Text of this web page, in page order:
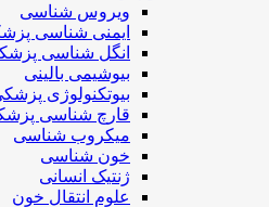
ویروس شناسی
ایمنی شناسی
انگل شناسی
بیوشیمی بالینی
بیوتکنولوژی
قارچ شناسی
ميكروب شناسی
خون شناسی
ژنتیک انسانی
علوم انتقال خون